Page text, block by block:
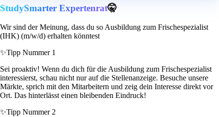
StudySmarter Expertenrat🤫
Wir sind der Meinung, dass du so Ausbildung zum Frischespezialist
(IHK) (m/w/d) erhalten könntest
✨Tipp Nummer 1
Sei proaktiv! Wenn du dich für die Ausbildung zum Frischespezialist
interessierst, schau nicht nur auf die Stellenanzeige. Besuche unsere
Märkte, sprich mit den Mitarbeitern und zeig dein Interesse direkt vor
Ort. Das hinterlässt einen bleibenden Eindruck!
✨Tipp Nummer 2